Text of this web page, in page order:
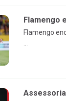
Flamengo
Flamengo